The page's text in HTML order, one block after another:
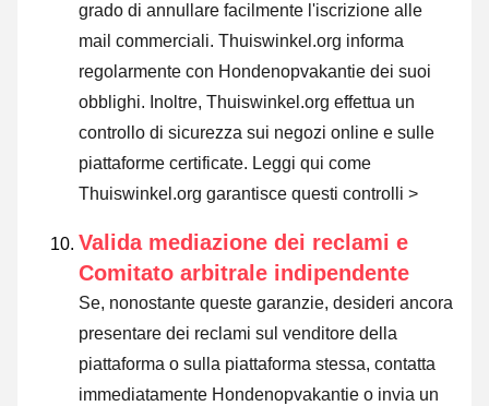
grado di annullare facilmente l'iscrizione alle
mail commerciali. Thuiswinkel.org informa
regolarmente con Hondenopvakantie dei suoi
obblighi. Inoltre, Thuiswinkel.org effettua un
controllo di sicurezza sui negozi online e sulle
piattaforme certificate. Leggi qui come
Thuiswinkel.org garantisce questi controlli >
Valida mediazione dei reclami e
Comitato arbitrale indipendente
Se, nonostante queste garanzie, desideri ancora
presentare dei reclami sul venditore della
piattaforma o sulla piattaforma stessa, contatta
immediatamente Hondenopvakantie o invia un